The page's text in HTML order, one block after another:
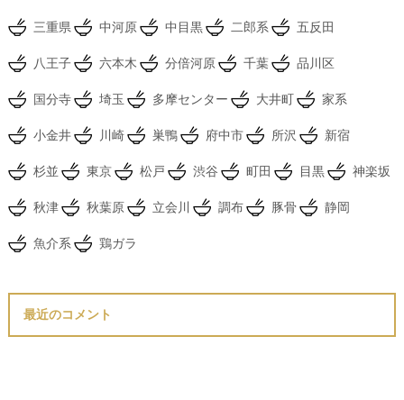
三重県 中河原 中目黒 二郎系 五反田
八王子 六本木 分倍河原 千葉 品川区
国分寺 埼玉 多摩センター 大井町 家系
小金井 川崎 巣鴨 府中市 所沢 新宿
杉並 東京 松戸 渋谷 町田 目黒 神楽坂
秋津 秋葉原 立会川 調布 豚骨 静岡
魚介系 鶏ガラ
最近のコメント